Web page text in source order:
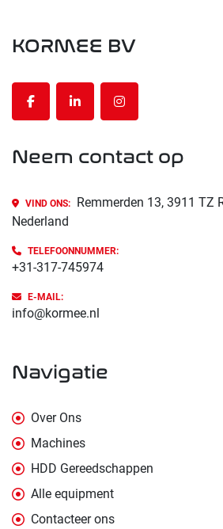
KORMEE BV
facebooklinkedininstagram
Neem contact op
VIND ONS:
Remmerden 13, 3911 TZ
Nederland
TELEFOONNUMMER:
+31-317-745974
E-MAIL:
info@kormee.nl
navigatie
Over Ons
Machines
HDD Gereedschappen
Alle equipment
Contacteer ons